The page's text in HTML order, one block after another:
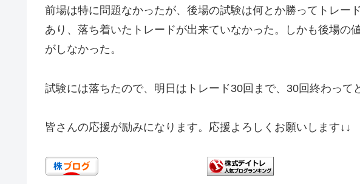
前場は特に問題なかったが、後場の試験は何とか勝ってトレー
あり、落ち着いたトレードが出来ていなかった。しかも後場の
がしなかった。
試験には落ちたので、明日はトレード30回まで、30回終わって
皆さんの応援が励みになります。応援よろしくお願いします↓↓